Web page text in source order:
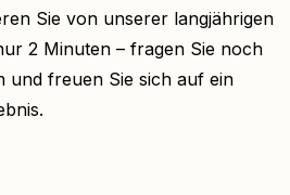
Sie von unserer langjährigen
2 Minuten – fragen Sie noch
und freuen Sie sich auf ein